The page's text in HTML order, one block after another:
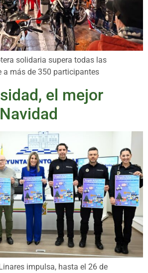
solidaria supera todas las
a más de 350 participantes
el mejor
impulsa, hasta el 26 de